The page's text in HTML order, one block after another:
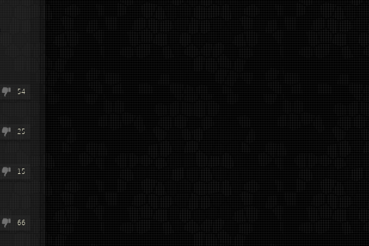
54
25
15
66